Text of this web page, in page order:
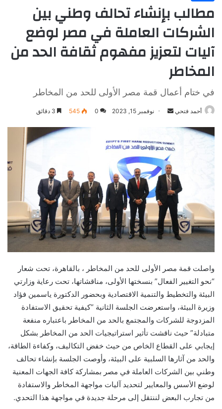
مطالب بإنشاء تحالف وطني بين
الشركات العاملة في مصر لوضع
آليات لتعزيز مفهوم ثقافة الحد من
المخاطر
في ختام أعمال قمة مصر الأولى للحد من المخاطر
أحمد فتحي
أرسل نوفمبر 15, 2023 0
545
واصلت قمة مصر الأولى للحد من المخاطر ، بالقاهرة، تحت شعار
“نحو التغيير الفعال” بنسختها الأولى، مناقشاتها، تحت رعاية وزارتي
البيئة والتخطيط والتنمية الاقتصادية وبحضور الدكتورة ياسمين فؤاد
وزيرة البيئة، واستعرضت الجلسة الثانية “كيفية تحقيق الاستفادة
المزدوجة للشركات والمجتمع بالحد من المخاطر باعتباره منفعة
متبادلة” حيث ناقشت تأثير استراتيجيات الحد من المخاطر بشكل
إيجابي على القطاع الخاص من حيث خفض التكاليف، وكفاءة الطاقة،
والحد من آثارها السلبية على البيئة، وأوصت الجلسة بإنشاء تحالف
وطني بين الشركات العاملة في مصر بمشاركة كافة الجهات المعنية
لوضع الأسس والمعايير لتحديد آليات مواجهة المخاطر والاستفادة
من تجارب البعض لننتقل إلى مرحلة جديدة في مواجهة هذا التحدي.